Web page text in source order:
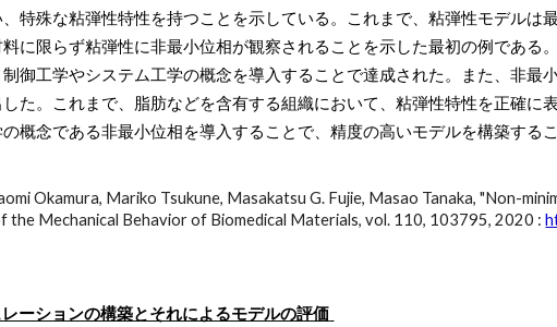
特殊な粘弾性特性を持つことを示している。これまで、粘弾性モデルは
に限らず粘弾性に非最小位相が観察されることを示した最初の例である
御工学やシステム工学の概念を導入することで達成された。また、非最
た。これまで、脂肪などを含有する組織において、粘弾性特性を正確に
概念である非最小位相を導入することで、精度の高いモデルを構築する
Okamura, Mariko Tsukune, Masakatsu G. Fujie, Masao Tanaka, "Non-
the Mechanical Behavior of Biomedical Materials, vol. 110, 103795, 2020 :
ーションの構築とそれによるモデルの評価